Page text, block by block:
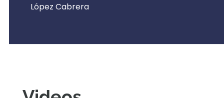
López Cabrera